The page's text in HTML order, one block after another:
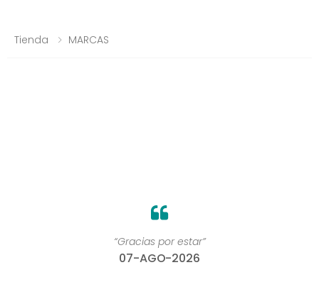
Tienda MARCAS
“Gracias por estar”
07-AGO-2026